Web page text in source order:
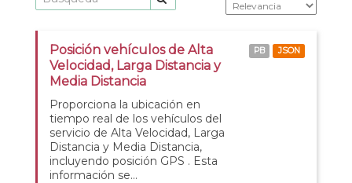
Posición vehículos de Alta
Velocidad, Larga Distancia y
Media Distancia
Proporciona la ubicación en
tiempo real de los vehículos del
servicio de Alta Velocidad, Larga
Distancia y Media Distancia,
incluyendo posición GPS . Esta
información se...
PB JSON